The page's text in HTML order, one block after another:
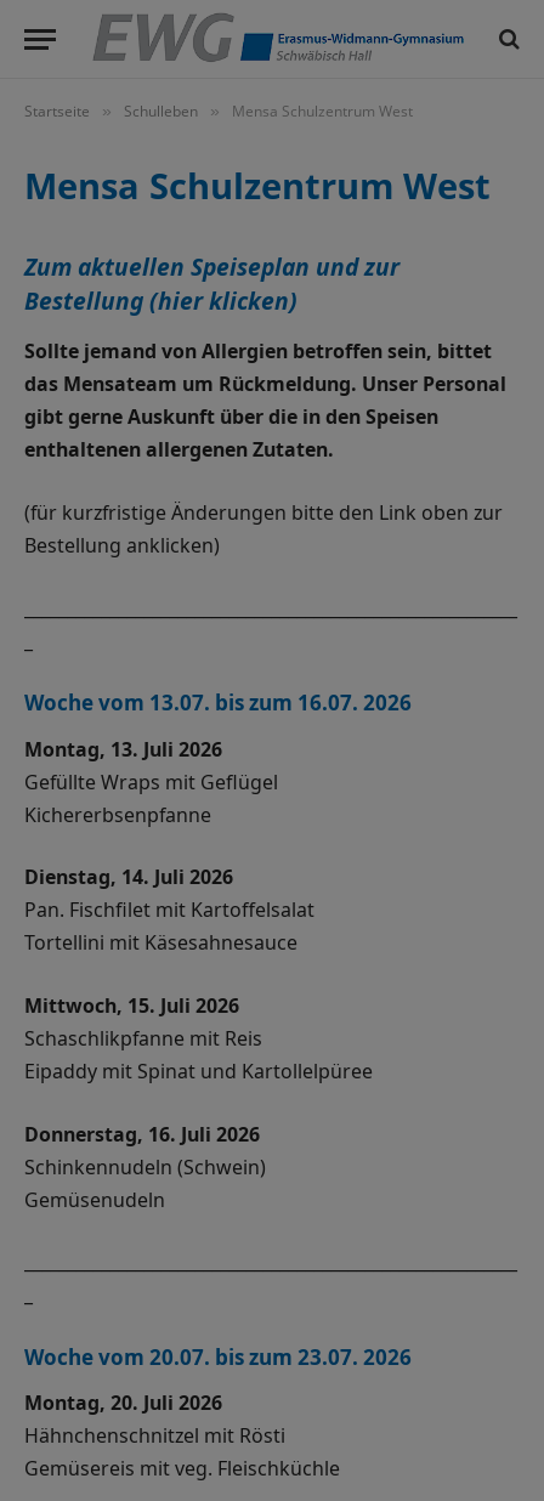
Startseite » Schulleben » Mensa Schulzentrum West
Mensa Schulzentrum West
Zum aktuellen Speiseplan und zur
Bestellung (hier klicken)
Sollte jemand von Allergien betroffen sein, bittet
das Mensateam um Rückmeldung. Unser Personal
gibt gerne Auskunft über die in den Speisen
enthaltenen allergenen Zutaten.
(für kurzfristige Änderungen bitte den Link oben zur
Bestellung anklicken)
Woche vom 13.07. bis zum 16.07. 2026
Montag, 13. Juli 2026
Gefüllte Wraps mit Geflügel
Kichererbsenpfanne
Dienstag, 14. Juli 2026
Pan. Fischfilet mit Kartoffelsalat
Tortellini mit Käsesahnesauce
Mittwoch, 15. Juli 2026
Schaschlikpfanne mit Reis
Eipaddy mit Spinat und Kartollelpüree
Donnerstag, 16. Juli 2026
Schinkennudeln (Schwein)
Gemüsenudeln
Woche vom 20.07. bis zum 23.07. 2026
Montag, 20. Juli 2026
Hähnchenschnitzel mit Rösti
Gemüsereis mit veg. Fleischküchle